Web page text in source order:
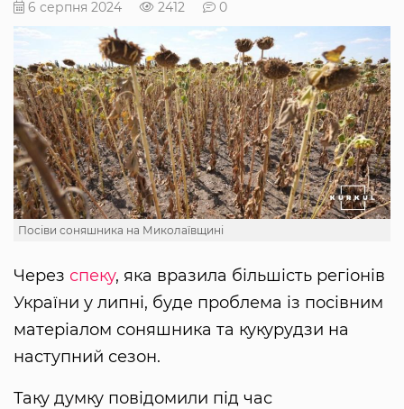
6 серпня 2024 2412 0
Посіви соняшника на Миколаївщині
Через спеку, яка вразила більшість регіонів
України у липні, буде проблема із посівним
матеріалом соняшника та кукурудзи на
наступний сезон.
Таку думку повідомили під час